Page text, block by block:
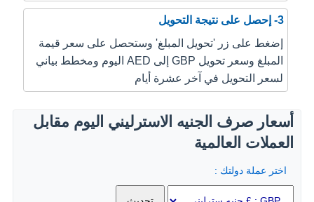
3- إحصل على نتيجة التحويل
إضغط على زر 'تحويل المبلغ' وستحصل على سعر قيمة
المبلغ وسعر تحويل GBP إلى AED اليوم ومخطط بياني
لسعر التحويل في آخر عشرة أيام
أسعار صرف الجنيه الاسترليني اليوم مقابل
العملات العالمية
اختر عملة دولتك :